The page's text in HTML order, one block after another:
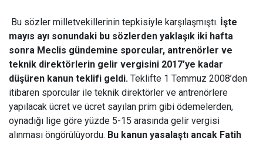
Bu sözler milletvekillerinin tepkisiyle karşılaşmıştı. İşte
mayıs ayı sonundaki bu sözlerden yaklaşık iki hafta
sonra Meclis gündemine sporcular, antrenörler ve
teknik direktörlerin gelir vergisini 2017’ye kadar
düşüren kanun teklifi geldi. Teklifte 1 Temmuz 2008’den
itibaren sporcular ile teknik direktörler ve antrenörlere
yapılacak ücret ve ücret sayılan prim gibi ödemelerden,
oynadığı lige göre yüzde 5-15 arasında gelir vergisi
alınması öngörülüyordu. Bu kanun yasalaştı ancak Fatih